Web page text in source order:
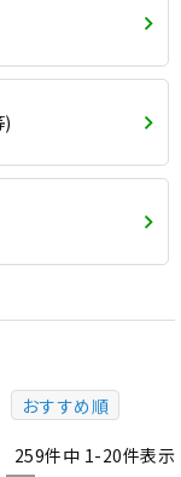
)
おすすめ順
259件中 1-20件表示